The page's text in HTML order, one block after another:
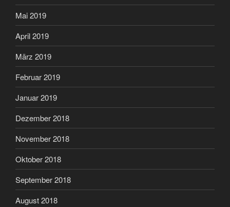
Mai 2019
April 2019
März 2019
Februar 2019
Januar 2019
Dezember 2018
November 2018
Oktober 2018
September 2018
August 2018